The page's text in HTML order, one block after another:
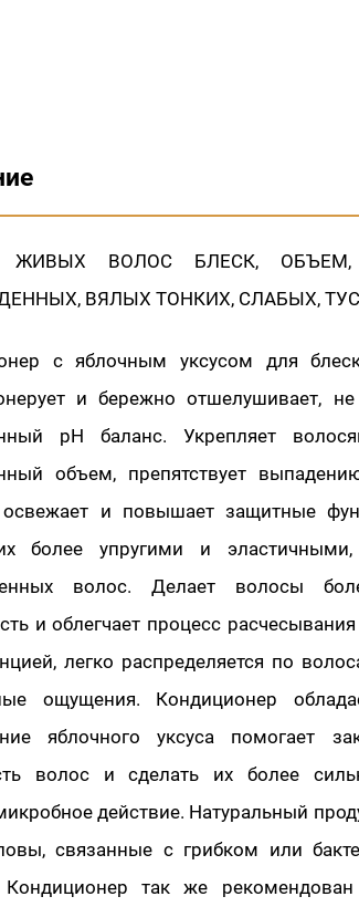
ЖИВЫХ ВОЛОС БЛЕСК, ОБЪЕМ,
ВЯЛЫХ ТОНКИХ, СЛАБЫХ,
с яблочным уксусом для
и бережно отшелушивает,
pH баланс. Укрепляет
объем, препятствует
освежает и повышает защитные
более упругими и эластичными,
волос. Делает волосы
и облегчает процесс
легко распределяется по
ощущения. Кондиционер
яблочного уксуса помогает
волос и сделать их более
действие. Натуральный
связанные с грибком или
так же